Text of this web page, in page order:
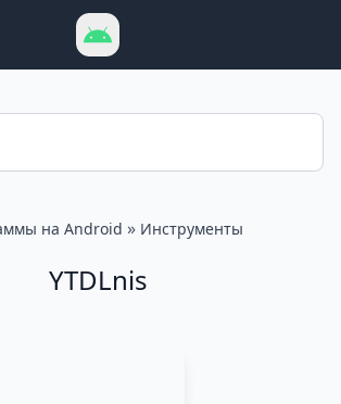
на Android » Инструменты
YTDLnis